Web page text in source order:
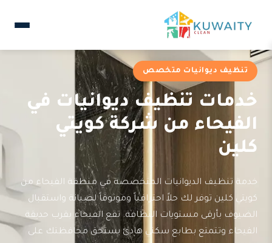
تنظيف ديوانيات متخصص
خدمات تنظيف ديوانيات في
الفيحاء من شركة كويتي
كلين
خدمة تنظيف الديوانيات المتخصصة في منطقة الفيحاء من
كويتي كلين توفر لك حلاً احترافياً وموثوقاً لصيانة واستقبال
الضيوف بأرقى مستويات النظافة. تقع الفيحاء بقرب حديقة
الفيحاء وتتمتع بطابع سكني هادئ يستحق محافظتك على